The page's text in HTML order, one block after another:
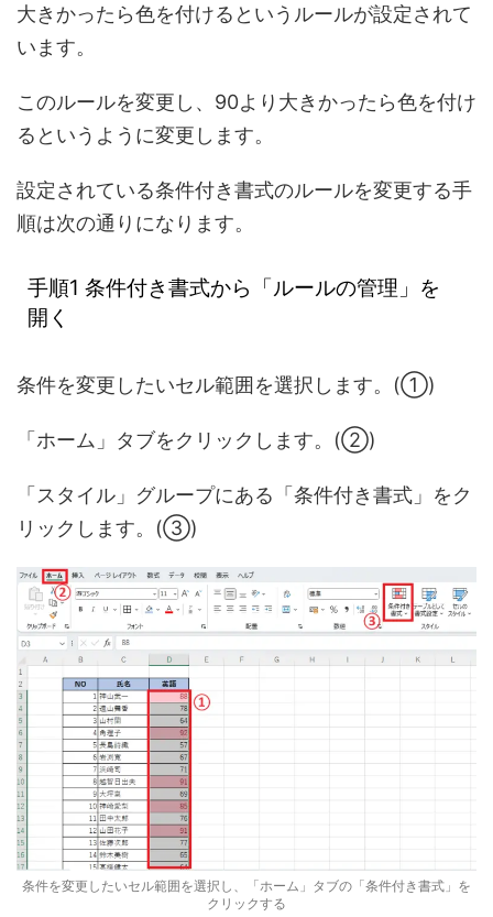
大きかったら色を付けるというルールが設定されて
います。
このルールを変更し、90より大きかったら色を付け
るというように変更します。
設定されている条件付き書式のルールを変更する手
順は次の通りになります。
手順1 条件付き書式から「ルールの管理」を
開く
条件を変更したいセル範囲を選択します。(①)
「ホーム」タブをクリックします。(②)
「スタイル」グループにある「条件付き書式」をク
リックします。(③)
条件を変更したいセル範囲を選択し、「ホーム」タブの「条件付き書式」を
クリックする